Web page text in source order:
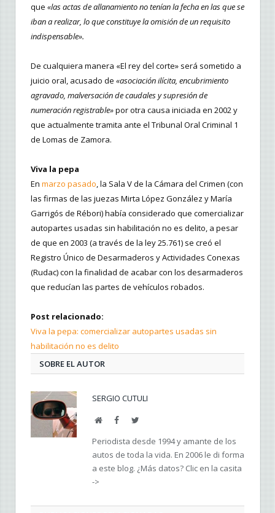
que «las actas de allanamiento no tenían la fecha en las que se
iban a realizar, lo que constituye la omisión de un requisito
indispensable».
De cualquiera manera «El rey del corte» será sometido a
juicio oral, acusado de «asociación ilícita, encubrimiento
agravado, malversación de caudales y supresión de
numeración registrable»por otra causa iniciada en 2002 y
que actualmente tramita ante el Tribunal Oral Criminal 1
de Lomas de Zamora.
Viva la pepa
En marzo pasado, la Sala V de la Cámara del Crimen (con
las firmas de las juezas Mirta López González y María
Garrigós de Rébori) había considerado que comercializar
autopartes usadas sin habilitación no es delito, a pesar
de que en 2003 (a través de la ley 25.761) se creó el
Registro Único de Desarmaderos y Actividades Conexas
(Rudac) con la finalidad de acabar con los desarmaderos
que reducían las partes de vehículos robados.
Post relacionado:
Viva la pepa: comercializar autopartes usadas sin
habilitación no es delito
SOBRE EL AUTOR
SERGIO CUTULI
Web FacebookTwitter
Periodista desde 1994 y amante de los
autos de toda la vida. En 2006 le di forma
a este blog. ¿Más datos? Clic en la casita
->